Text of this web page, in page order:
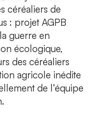
céréaliers de
: projet AGPB
guerre en
écologique,
des céréaliers
agricole inédite
de l’équipe